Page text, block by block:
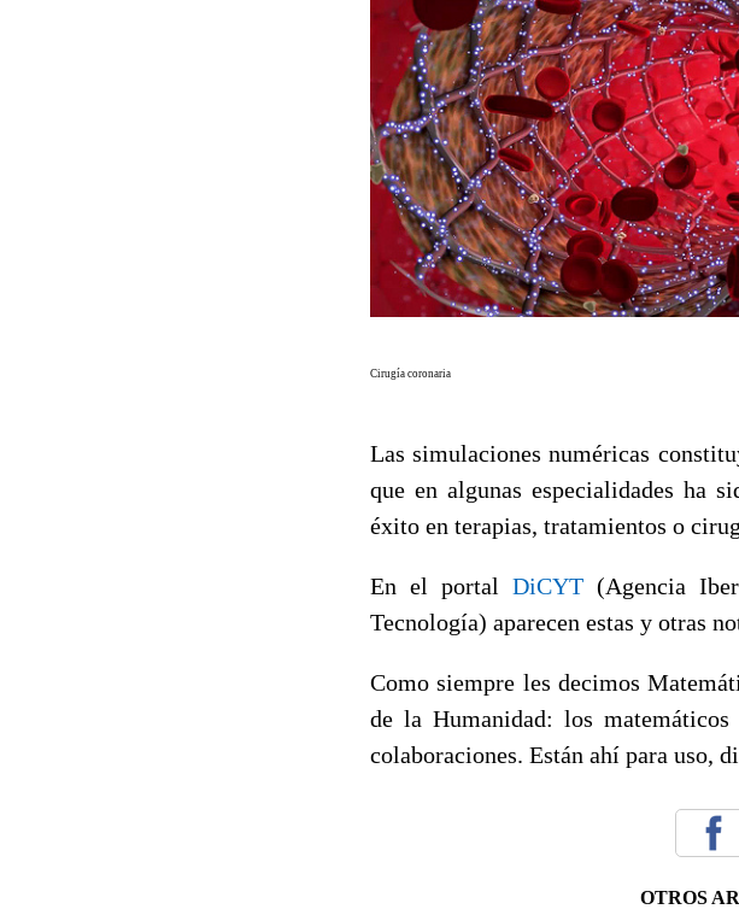
Cirugía coronaria
Las simulaciones numéricas
que en algunas especialidades ha
éxito en terapias, tratamientos o
En el portal DiCYT (Agencia
Tecnología) aparecen estas y otras
Como siempre les decimos
de la Humanidad: los
colaboraciones. Están ahí para uso,
OTROS